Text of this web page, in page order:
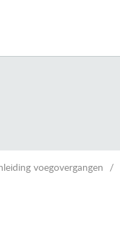
voegovergangen